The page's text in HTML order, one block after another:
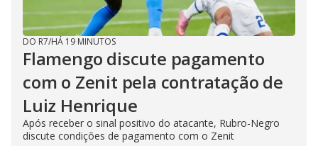
DO R7/HÁ 19 MINUTOS
Flamengo discute pagamento
com o Zenit pela contratação de
Luiz Henrique
Após receber o sinal positivo do atacante, Rubro-Negro
discute condições de pagamento com o Zenit